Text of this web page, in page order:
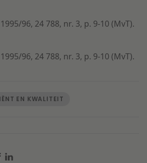
1995/96, 24 788, nr. 3, p. 9-10 (MvT).
1995/96, 24 788, nr. 3, p. 9-10 (MvT).
EN KWALITEIT